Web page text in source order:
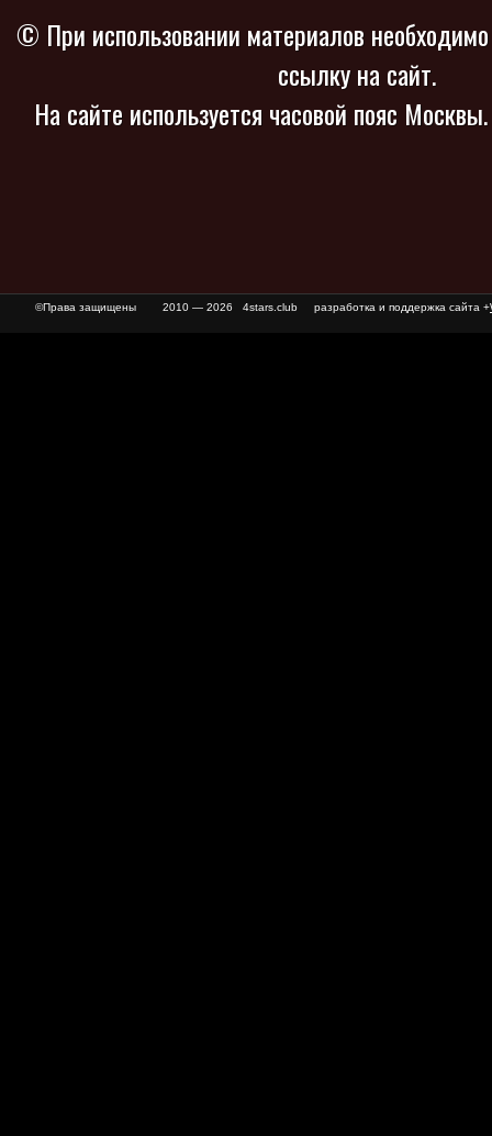
© При использовании материалов
ссылку на сайт.
На сайте используется часовой пояс
©Права защищены 2010 — 2026 4stars.club разработка и поддержка сайта +